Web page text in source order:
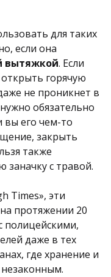
для таких
если она
вытяжкой. Если
горячую
не проникнет в
обязательно
вы его чем-то
закрыть
также
заначку с травой.
Times», эти
протяжении 20
полицейскими,
даже в тех
где хранение и